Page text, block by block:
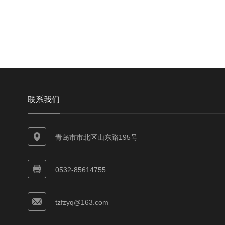
联系我们
青岛市市北区山东路195号
0532-85614755
tzfzyq@163.com